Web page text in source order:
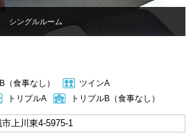
シングルルーム
（食事なし）
ツインA
トリプルA トリプルB（食事なし）
上川東4-5975-1